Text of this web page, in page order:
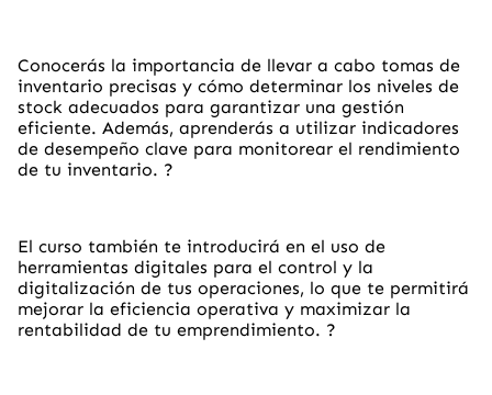
Conocerás la importancia de llevar a cabo tomas de
inventario precisas y cómo determinar los niveles de
stock adecuados para garantizar una gestión
eficiente. Además, aprenderás a utilizar indicadores
de desempeño clave para monitorear el rendimiento
de tu inventario. ?
El curso también te introducirá en el uso de
herramientas digitales para el control y la
digitalización de tus operaciones, lo que te permitirá
mejorar la eficiencia operativa y maximizar la
rentabilidad de tu emprendimiento. ?